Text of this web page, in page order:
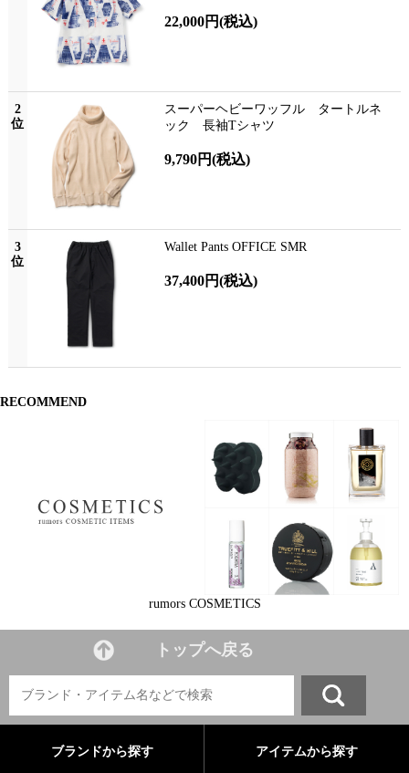
22,000円(税込)
2
位
スーパーヘビーワッフル タートルネ
ック 長袖Tシャツ
9,790円(税込)
3
位
Wallet Pants OFFICE SMR
37,400円(税込)
RECOMMEND
rumors COSMETICS
トップへ戻る
ブランドから探す アイテムから探す